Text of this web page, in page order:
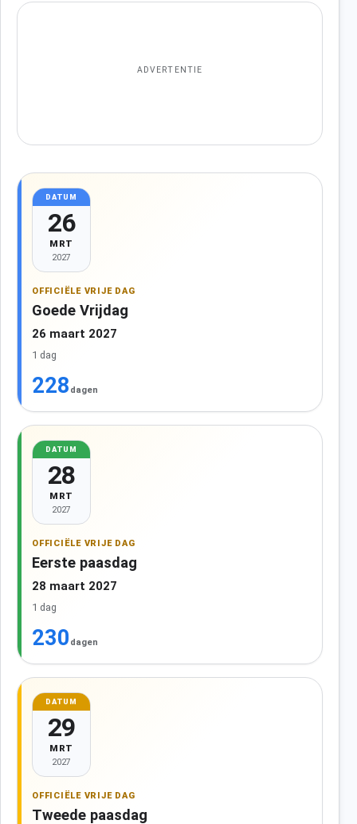
ADVERTENTIE
DATUM
26
MRT
2027
OFFICIËLE VRIJE DAG
Goede Vrijdag
26 maart 2027
1 dag
228 dagen
DATUM
28
MRT
2027
OFFICIËLE VRIJE DAG
Eerste paasdag
28 maart 2027
1 dag
230 dagen
DATUM
29
MRT
2027
OFFICIËLE VRIJE DAG
Tweede paasdag